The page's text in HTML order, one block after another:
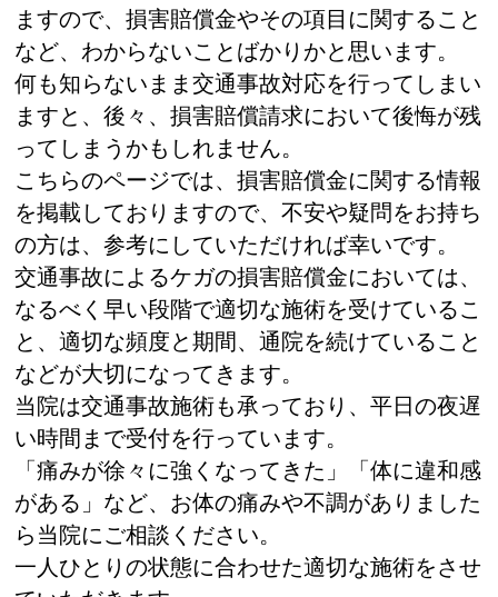
ますので、損害賠償金やその項目に関すること
など、わからないことばかりかと思います。
何も知らないまま交通事故対応を行ってしまい
ますと、後々、損害賠償請求において後悔が残
ってしまうかもしれません。
こちらのページでは、損害賠償金に関する情報
を掲載しておりますので、不安や疑問をお持ち
の方は、参考にしていただければ幸いです。
交通事故によるケガの損害賠償金においては、
なるべく早い段階で適切な施術を受けているこ
と、適切な頻度と期間、通院を続けていること
などが大切になってきます。
当院は交通事故施術も承っており、平日の夜遅
い時間まで受付を行っています。
「痛みが徐々に強くなってきた」「体に違和感
がある」など、お体の痛みや不調がありました
ら当院にご相談ください。
一人ひとりの状態に合わせた適切な施術をさせ